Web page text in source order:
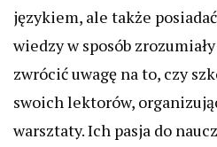
językiem, ale także
wiedzy w sposób
zwrócić uwagę na to, czy
swoich lektorów,
warsztaty. Ich pasja do